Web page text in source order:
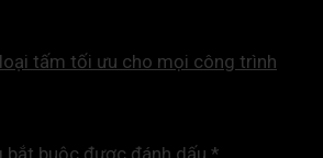
tấm tối ưu cho mọi công trình
bắt buộc được đánh dấu *